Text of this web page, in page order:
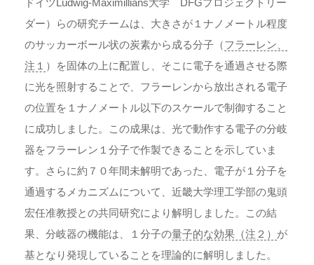
ドイツLudwig-Maximillians大学 DFGプロジェクトリー
ダー）らの研究チームは、大きさが１ナノメートル程度
のサッカーボール状の炭素から成る分子（フラーレン、
注１ ）を固体の上に配置し、そこに電子を通過させる際
に光を照射することで、フラーレンから放出される電子
の位置を１ナノメートル以下のスケールで制御すること
に成功しました。この成果は、光で動作する電子の分岐
器をフラーレン１分子で作製できることを示していま
す。さらに約７０年間未解明であった、電子が１分子を
通過するメカニズムについて、近畿大学理工学部の鬼頭
宏任准教授との共同研究により解明しました。この結
果、分岐器の機能は、１分子の量子的な効果（注２） が
基となり発現していることを理論的に解明しました。